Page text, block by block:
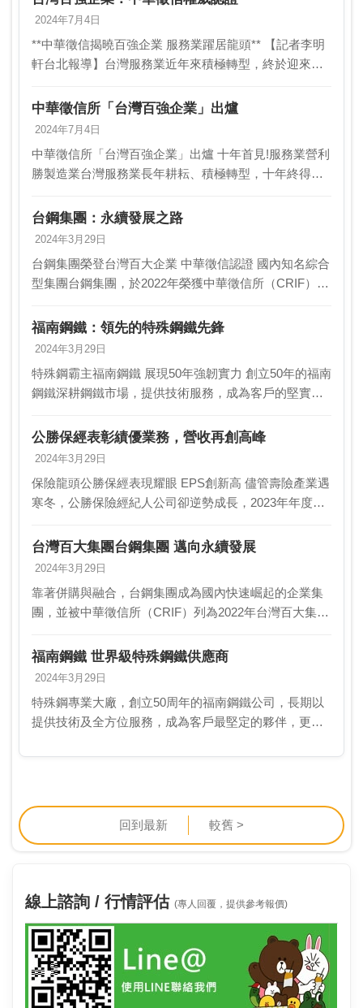
2024年7月4日
**中華徵信揭曉百強企業 服務業躍居龍頭** 【記者李明
軒台北報導】台灣服務業近年來積極轉型，終於迎來豐
TOP5000」，其中營收和獲利雙雙成長的百…
中華徵信所「台灣百強企業」出爐
2024年7月4日
中華徵信所「台灣百強企業」出爐 十年首見!服務業營利
勝製造業台灣服務業長年耕耘、積極轉型，十年終得磨
見服務業入榜家數是製造業的1.8 5倍，占百強企…
台鋼集團：永續發展之路
2024年3月29日
台鋼集團榮登台灣百大企業 中華徵信認證 國內知名綜合
型集團台鋼集團，於2022年榮獲中華徵信所（CRIF）評
通」、「化學綠能」及「健康運動」四大領域…
福南鋼鐵：領先的特殊鋼鐵先鋒
2024年3月29日
特殊鋼霸主福南鋼鐵 展現50年強韌實力 創立50年的福南
鋼鐵深耕鋼鐵市場，提供技術服務，成為客戶的堅實夥
華徵信所公布的2023年台灣鋼鐵業百強。其在…
公勝保經表彰績優業務，營收再創高峰
2024年3月29日
保險龍頭公勝保經表現耀眼 EPS創新高 儘管壽險產業遇
寒冬，公勝保險經紀人公司卻逆勢成長，2023年年度營
盈餘（EPS）也來到5.96元，刷新紀…
台灣百大集團台鋼集團 邁向永續發展
2024年3月29日
靠著併購與融合，台鋼集團成為國內快速崛起的企業集
團，並被中華徵信所（CRIF）列為2022年台灣百大集
綜合型集團，橫跨的產業有「鋼鐵」、「網通」、「…
福南鋼鐵 世界級特殊鋼鐵供應商
2024年3月29日
特殊鋼專業大廠，創立50周年的福南鋼鐵公司，長期以
提供技術及全方位服務，成為客戶最堅定的夥伴，更以
即使在後疫情時代全球仍處於景氣低迷之時，更運用其
回到最新 較舊 >
線上諮詢 / 行情評估 (專人回覆，提供參考報價)